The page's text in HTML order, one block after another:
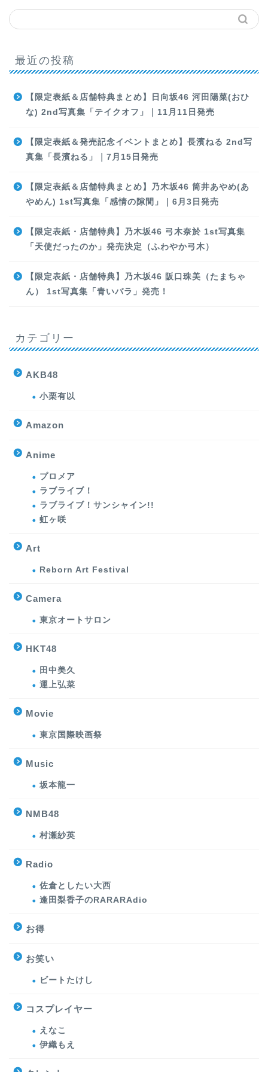
最近の投稿
【限定表紙＆店舗特典まとめ】日向坂46 河田陽菜(おひ
な) 2nd写真集「テイクオフ」｜11月11日発売
【限定表紙＆発売記念イベントまとめ】長濱ねる 2nd写
真集「長濱ねる」｜7月15日発売
【限定表紙＆店舗特典まとめ】乃木坂46 筒井あやめ(あ
やめん) 1st写真集「感情の隙間」｜6月3日発売
【限定表紙・店舗特典】乃木坂46 弓木奈於 1st写真集
「天使だったのか」発売決定（ふわやか弓木）
【限定表紙・店舗特典】乃木坂46 阪口珠美（たまちゃ
ん） 1st写真集「青いバラ」発売！
カテゴリー
AKB48
小栗有以
Amazon
Anime
プロメア
ラブライブ！
ラブライブ！サンシャイン!!
虹ヶ咲
Art
Reborn Art Festival
Camera
東京オートサロン
HKT48
田中美久
運上弘菜
Movie
東京国際映画祭
Music
坂本龍一
NMB48
村瀬紗英
Radio
佐倉としたい大西
逢田梨香子のRARARAdio
お得
お笑い
ビートたけし
コスプレイヤー
えなこ
伊織もえ